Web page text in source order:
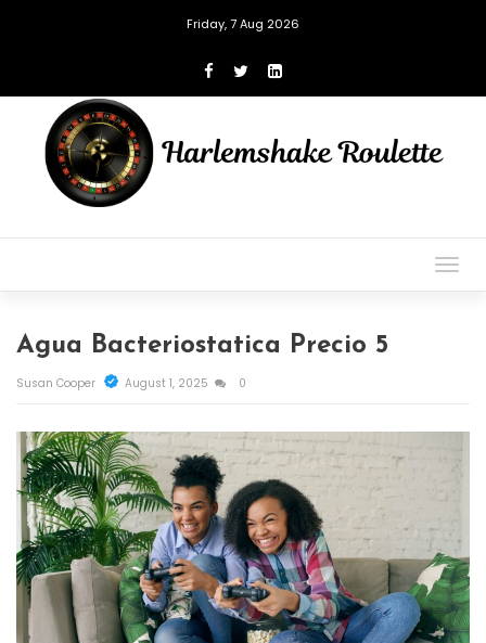
Friday, 7 Aug 2026
Agua Bacteriostatica Precio 5
Susan Cooper August 1, 2025 0